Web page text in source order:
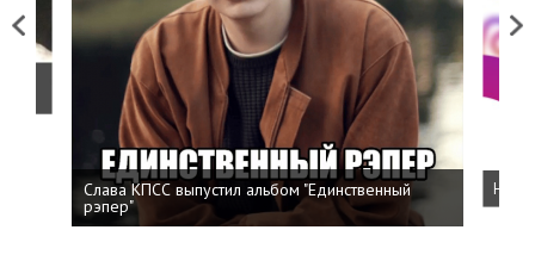
Previous
Слава КПСС выпустил альбом "Единственный
рэпер"
Next